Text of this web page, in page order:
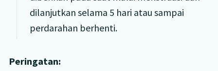
dilanjutkan selama 5 hari atau sampai
perdarahan berhenti.
Peringatan: